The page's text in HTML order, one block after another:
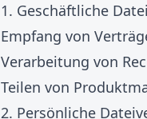
1. Geschäftliche
Empfang von
Verarbeitung von
Teilen von
2. Persönliche